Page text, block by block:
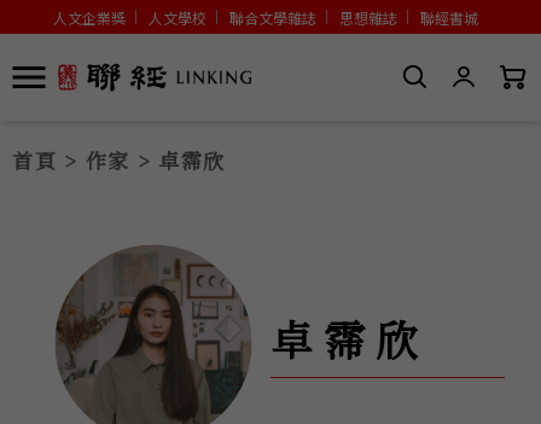
人文企業獎 人文學校 聯合文學雜誌 思想雜誌 聯經書城
首頁 > 作家 > 卓霈欣
卓霈欣